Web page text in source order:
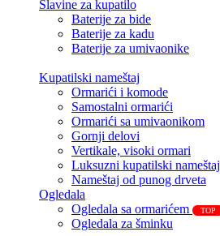
Slavine za kupatilo
Baterije za bide
Baterije za kadu
Baterije za umivaonike
Kupatilski nameštaj
Ormarići i komode
Samostalni ormarići
Ormarići sa umivaonikom
Gornji delovi
Vertikale, visoki ormari
Luksuzni kupatilski nameštaj
Nameštaj od punog drveta
Ogledala
Ogledala sa ormarićem
TOP
Ogledala za šminku